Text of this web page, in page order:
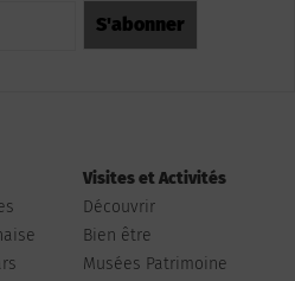
Visites et Activités
Découvrir
Bien être
Musées Patrimoine